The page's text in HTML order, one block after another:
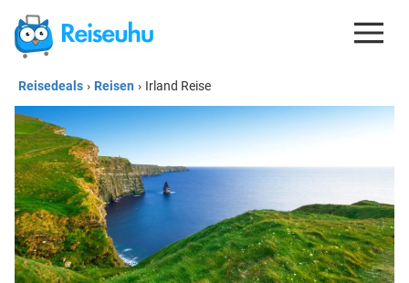
REISEDEALS
GUTSCHEINE
KREDITKARTEN
REISEBLOG
Reisedeals › Reisen › Irland Reise